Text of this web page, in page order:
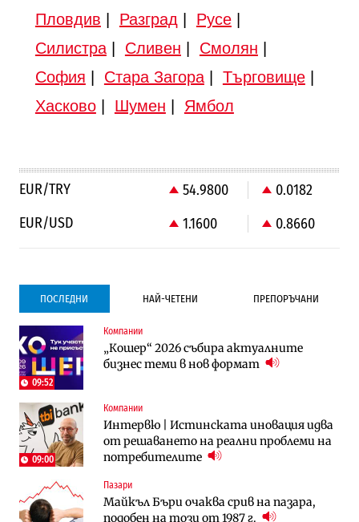
Пловдив
Разград Русе|
Силистра| Сливен Смолян
София
Стара Загора| Търговище|
Хасково| Шумен Ямбол
EUR/TRY 54.9800
0.0182
EUR/USD
1.1600 0.8660
ПОСЛЕДНИ НАЙ-ЧЕТЕНИ ПРЕПОРЪЧАНИ
09:52
Компании
„Кошер“ 2026 събира актуалните
бизнес теми в нов формат
09:00
Компании
Интервю | Истинската иновация идва
от решаването на реални проблеми на
потребителите
Пазари
Майкъл Бъри очаква срив на пазара,
подобен на този от 1987 г.
10:33
Градоустройство
Столична община избра изпълнител за
преместването на трамвайното
Компании
Vivacom предлага над 150 устройства с
90% отстъпка през август
Енергетика
АЕЦ „Козлодуй“ ще работи само още
няколко седмици, ако сушата продължи
Компании
Vivacom предлага над 150 устройства с
90% отстъпка през август
To:know
Последни дни с обозначаване на цените
в лева: Какво предстои?
To:know
Какво се променя в България от 1
август?